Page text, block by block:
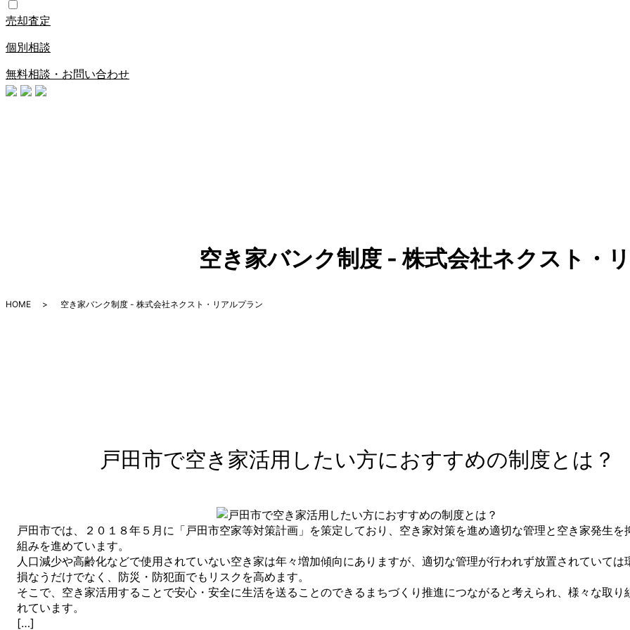
売却査定
個別相談
無料相談・お問い合わせ
空き家バンク制度 - 株式会社ネクスト・
HOME 空き家バンク制度 - 株式会社ネクスト・リアルプラン
戸田市で空き家活用したい方におすすめの制度とは？
戸田市では、２０１８年５月に「戸田市空家等対策計画」を策定しており、空き家対策を進め適切な管理と空き家発生を
組みを進めています。
人口減少や高齢化などで使用されていない空き家は年々増加傾向にありますが、適切な管理が行われず放置されていては
損なうだけでなく、防災・防犯面でもリスクを高めます。
そこで、空き家活用することで安心・安全に生活を送ることのできるまちづくり推進につながると考えられ、様々な取り
れています。
[…]